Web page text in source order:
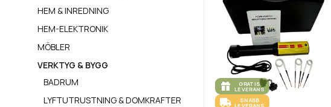
GRATIS
LEVERANS
SNABB
LEVERANS
HEM & INREDNING
HEM-ELEKTRONIK
MÖBLER
VERKTYG & BYGG
BADRUM
LYFTUTRUSTNING & DOMKRAFTER